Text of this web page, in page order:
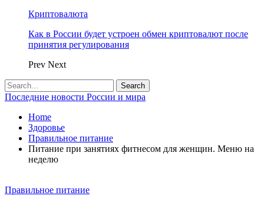
Криптовалюта
Как в России будет устроен обмен криптовалют после
принятия регулирования
Prev Next
Последние новости России и мира
Home
Здоровье
Правильное питание
Питание при занятиях фитнесом для женщин. Меню на
неделю
Правильное питание